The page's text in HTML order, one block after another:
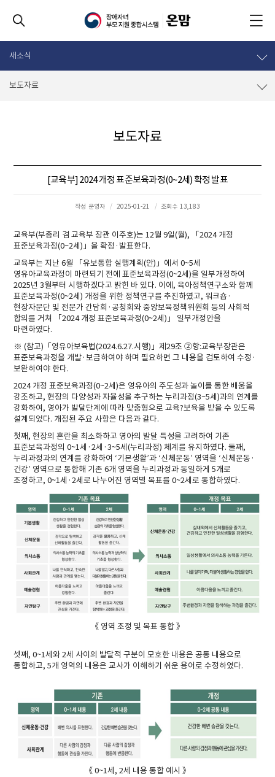
새소식
보도자료
보도자료
[교육부] 2024 개정 표준보육과정(0~2세) 확정 발표
작성 운영자 2025-01-21 조회수 13,183
교육부(부총리 겸 교육부 장관 이주호)는 12월 9일(월), 「2024 개정
표준보육과정(0~2세)」을 확정·발표한다.
교육부는 지난 6월 「유보통합 실행계획(안)」에서 0~5세
영유아교육과정이 마련되기 전에 표준보육과정(0~2세)을 일부개정하여
2025년 3월부터 시행하겠다고 밝힌 바 있다. 이에, 육아정책연구소와 함께
표준보육과정(0~2세) 개정을 위한 정책연구를 추진하였고, 워크숍·
현장자문단 및 전문가 간담회·공청회와 중앙보육정책위원회 등의 사회적
합의를 거쳐 「2024 개정 표준보육과정(0~2세)」 일부개정안을
마련하였다.
※ (참고)「영유아보육법(2024.6.27.시행)」제29조 ②항:교육부장관은
표준보육과정을 개발·보급하여야 하며 필요하면 그 내용을 검토하여 수정·
보완하여야 한다.
2024 개정 표준보육과정(0~2세)은 영유아의 주도성과 놀이를 통한 배움을
강조하고, 현장의 다양성과 자율성을 추구하는 누리과정(3~5세)과의 연계를
강화하여, 영아가 발달단계에 따라 맞춤형으로 교육?보육을 받을 수 있도록
설계되었다. 개정된 주요 사항은 다음과 같다.
첫째, 현장의 혼란을 최소화하고 영아의 발달 특성을 고려하여 기존
표준보육과정의 0~1세·2세·3~5세(누리과정) 체계를 유지하였다. 둘째,
누리과정과의 연계를 강화하여 ‘기본생활’과 ‘신체운동’ 영역을 ‘신체운동·
건강’ 영역으로 통합해 기존 6개 영역을 누리과정과 동일하게 5개로
조정하고, 0~1세·2세로 나누어진 영역별 목표를 0~2세로 통합하였다.
《 영역 조정 및 목표 통합 》
셋째, 0~1세와 2세 사이의 발달적 구분이 모호한 내용은 공통 내용으로
통합하고, 5개 영역의 내용은 교사가 이해하기 쉬운 용어로 수정하였다.
《 0~1세, 2세 내용 통합 예시 》